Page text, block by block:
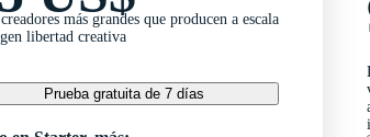
más grandes que producen a escala
libertad creativa
Prueba gratuita de 7 días